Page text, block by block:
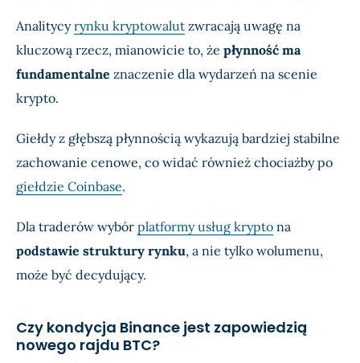
Analitycyrynku kryptowalut zwracają uwagę na
kluczową rzecz, mianowicie to, że płynność ma
fundamentalne znaczenie dla wydarzeń na scenie
krypto.
Giełdy z głębszą płynnością wykazują bardziej stabilne
zachowanie cenowe, co widać również chociażby po
giełdzie Coinbase.
Dla traderów wybór platformy usług krypto na
podstawie struktury rynku, a nie tylko wolumenu,
może być decydujący.
Czy kondycja Binance jest zapowiedzią
nowego rajdu BTC?